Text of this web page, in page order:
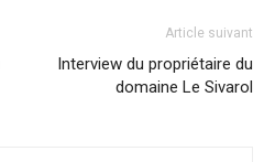
Article suivant
Interview du propriétaire du
domaine Le Sivarol